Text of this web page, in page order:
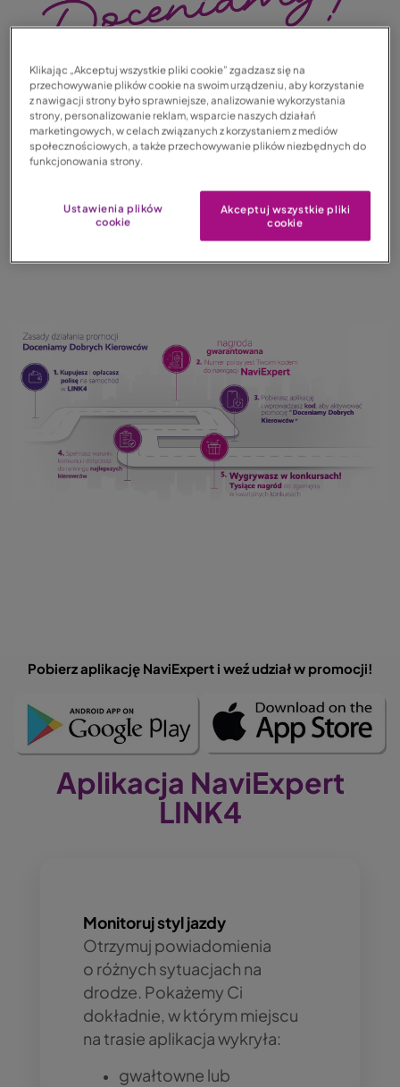
Dołącz do promocji
Doceniamy Dobrych
Kierowców
Obraz
Pobierz aplikację NaviExpert i weź udział w promocji!
r
a
z
Aplikacja NaviExpert
LINK4
Monitoruj styl jazdy
Otrzymuj powiadomienia
o różnych sytuacjach na
drodze. Pokażemy Ci
dokładnie, w którym miejscu
na trasie aplikacja wykryła:
gwałtowne lub
Klikając „Akceptuj wszystkie pliki cookie” zgadzasz się na
przechowywanie plików cookie na swoim urządzeniu, aby korzystanie
z nawigacji strony było sprawniejsze, analizowanie wykorzystania
strony, personalizowanie reklam, wsparcie naszych działań
marketingowych, w celach związanych z korzystaniem z mediów
społecznościowych, a także przechowywanie plików niezbędnych do
funkcjonowania strony.
Ustawienia plików
cookie
Akceptuj wszystkie pliki
cookie